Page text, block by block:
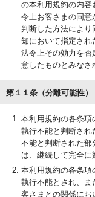
の本利用規約の内容
令上お客さまの同意
判断した方法によ
知において指定され
法令上その効力を否
意したものとみなさ
第１１条（分離可能性）
本利用規約の各条項
執行不能と判断され
不能と判断された部
は、継続して完全に
本利用規約の各条項
執行不能とされ、ま
客さまとの関係にお